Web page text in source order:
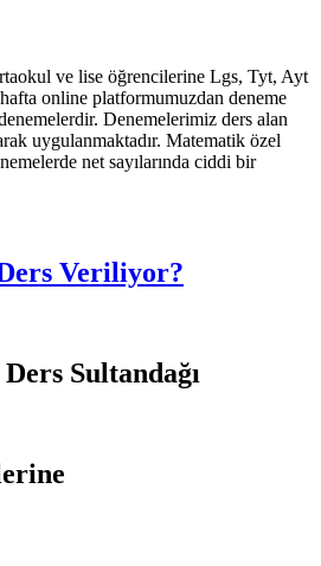
ve lise öğrencilerine Lgs, Tyt, Ayt
online platformumuzdan deneme
Denemelerimiz ders alan
uygulanmaktadır. Matematik özel
net sayılarında ciddi bir
Veriliyor?
Sultandağı